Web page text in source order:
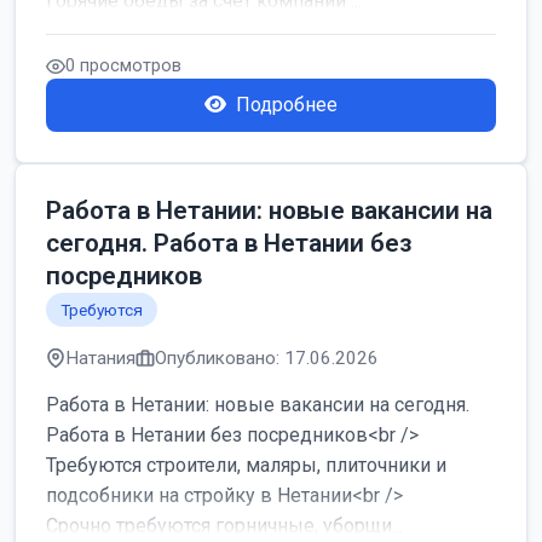
0 просмотров
Подробнее
Работа в Нетании: новые вакансии на
сегодня. Работа в Нетании без
посредников
Требуются
Натания Опубликовано: 17.06.2026
Работа в Нетании: новые вакансии на сегодня.
Работа в Нетании без посредников<br />
Требуются строители, маляры, плиточники и
подсобники на стройку в Нетании<br />
Срочно требуются горничные, уборщи...